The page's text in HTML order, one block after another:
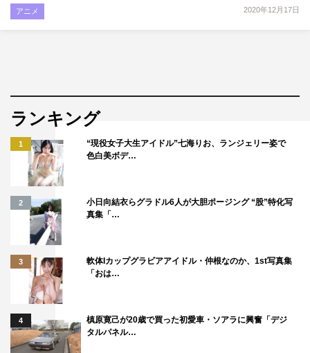
2020年12月17日
アニメ
ランキング
1
“現役女子大生アイドル”七海りお、ランジェリー姿で
色白美ボデ…
2
小日向結衣らグラドル6人が大胆ポージング “股”特化写
真集「…
3
軟体Iカップグラビアアイドル・仲根なのか、1st写真集
「おは…
4
槙原寛己が20歳で買った初愛車・ソアラに興奮「デジ
タルパネル…